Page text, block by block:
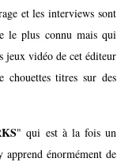
et les interviews sont
le plus connu mais qui
jeux vidéo de cet éditeur
chouettes titres sur des
" qui est à la fois un
énormément de